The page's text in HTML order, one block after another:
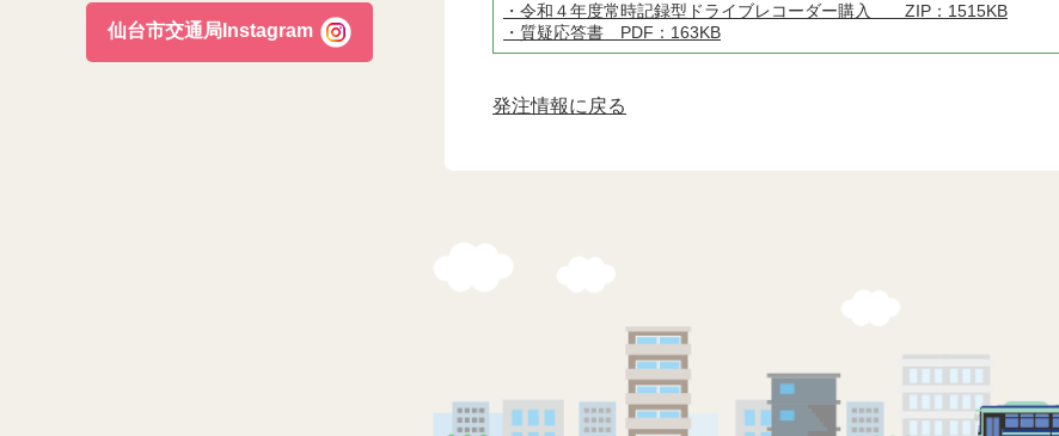
・令和４年度常時記録型ドライブレコーダー購入 ZIP：1515KB
・質疑応答書 PDF：163KB
発注情報に戻る
仙台市交通局Instagram